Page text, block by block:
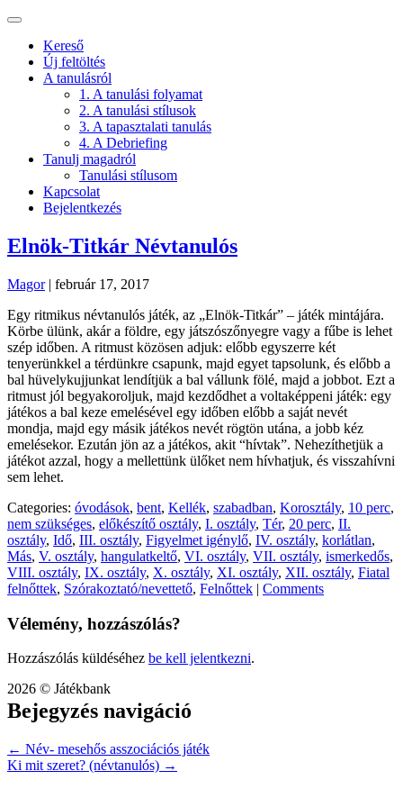
Kereső
Új feltöltés
A tanulásról
1. A tanulási folyamat
2. A tanulási stílusok
3. A tapasztalati tanulás
4. A Debriefing
Tanulj magadról
Tanulási stílusom
Kapcsolat
Bejelentkezés
Elnök-Titkár Névtanulós
Magor | február 17, 2017
Egy ritmikus névtanulós játék, az „Elnök-Titkár” – játék mintájára.
Körbe ülünk, akár a földre, egy játszószőnyegre vagy a fűbe is lehet
szép időben. A ritmust közösen adjuk: előbb egyszerre két
tenyerünkkel a térdünkre csapunk, majd egyet tapsolunk, és előbb a
bal hüvelykujjunkat lendítjük a bal vállunk fölé, majd a jobbot. Ezt a
ritmust jól begyakoroljuk, majd kezdődhet a voltaképpeni játék: egy
játékos a bal keze emelésével egy időben előbb a saját nevét
mondja, majd egy másik játékos nevét rögtön utána, a jobb kéz
emelésekor. Ezután jön az a játékos, akit “hívtak”. Nehezíthetjük a
játékot azzal, hogy a mellettünk ülőket nem hívhatjuk, és visszahívni
sem lehet.
Categories: óvodások, bent, Kellék, szabadban, Korosztály, 10 perc,
nem szükséges, előkészítő osztály, I. osztály, Tér, 20 perc, II.
osztály, Idő, III. osztály, Figyelmet igénylő, IV. osztály, korlátlan,
Más, V. osztály, hangulatkeltő, VI. osztály, VII. osztály, ismerkedős,
VIII. osztály, IX. osztály, X. osztály, XI. osztály, XII. osztály, Fiatal
felnőttek, Szórakoztató/nevettető, Felnőttek | Comments
Vélemény, hozzászólás?
Hozzászólás küldéséhez be kell jelentkezni.
Bejegyzés navigáció
← Név- mesehős asszociációs játék
Ki mit szeret? (névtanulós) →
2026 © Játékbank